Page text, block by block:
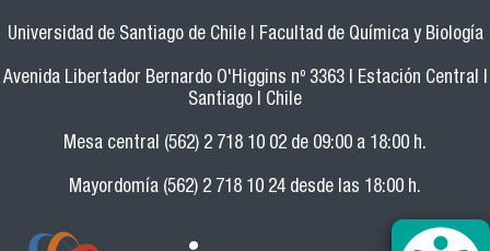
Universidad de Santiago de Chile | Facultad de Química y Biología
Avenida Libertador Bernardo O'Higgins nº 3363 | Estación Central |
Santiago | Chile
Mesa central (562) 2 718 10 02 de 09:00 a 18:00 h.
Mayordomía (562) 2 718 10 24 desde las 18:00 h.